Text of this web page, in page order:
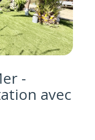
-
avec